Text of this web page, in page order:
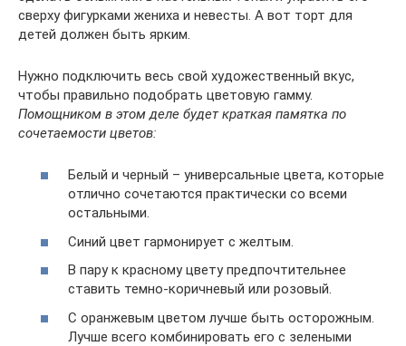
сверху фигурками жениха и невесты. А вот торт для
детей должен быть ярким.
Нужно подключить весь свой художественный вкус,
чтобы правильно подобрать цветовую гамму.
Помощником в этом деле будет краткая памятка по
сочетаемости цветов:
Белый и черный – универсальные цвета, которые
отлично сочетаются практически со всеми
остальными.
Синий цвет гармонирует с желтым.
В пару к красному цвету предпочтительнее
ставить темно-коричневый или розовый.
С оранжевым цветом лучше быть осторожным.
Лучше всего комбинировать его с зелеными